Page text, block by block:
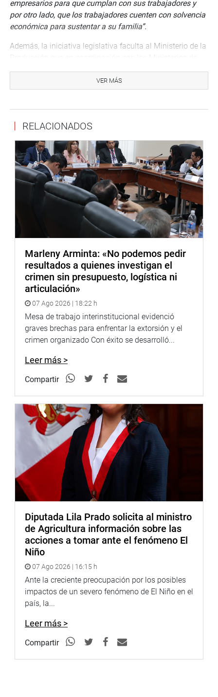
empresarios para que cumplan con sus trabajadores y
por otro lado, que los trabajadores cuenten con solvencia
económica para sustentar a su familia”.
Además, la iniciativa legislativa faculta al Ministerio de la
Economía y Finanzas y el Ministerio de Trabajo y
Promoción del Empleo elaboren un plan de incentivos.
“Tenemos que implementar incentivos para las
necesario fortalecerlos para que se conviertan en
generadores de empleo. Los incentivos los convoca a que
hagan los esfuerzos para lograr metas y nuestra meta,
como país, es salir lo menos afectados de esta crisis”,
finalizó el congresista Rubio Gariza.
Lima, 31 de agosto de 2020
DESPACHO CONGRESAL
VER MÁS
RELACIONADOS
Marleny Arminta: «No podemos pedir
resultados a quienes investigan el
crimen sin presupuesto, logística ni
articulación»
07 Ago 2026 | 18:22 h
Mesa de trabajo interinstitucional evidenció
graves brechas para enfrentar la extorsión y el
crimen organizado Con éxito se desarrolló...
Leer más >
Compartir
Diputada Lila Prado solicita al ministro
de Agricultura información sobre las
acciones a tomar ante el fenómeno El
Niño
07 Ago 2026 | 16:15 h
Ante la creciente preocupación por los posibles
impactos de un severo fenómeno de El Niño en el
país, la...
Leer más >
Compartir